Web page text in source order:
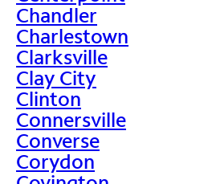
Chandler
Charlestown
Clarksville
Clay City
Clinton
Connersville
Converse
Corydon